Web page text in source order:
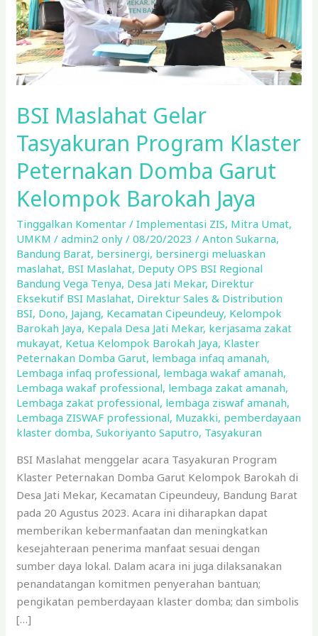
BSI Maslahat Gelar
Tasyakuran Program Klaster
Peternakan Domba Garut
Kelompok Barokah Jaya
Tinggalkan Komentar /Implementasi ZIS, Mitra Umat,
UMKM /admin2 only/08/20/2023/Anton Sukarna,
Bandung Barat, bersinergi, bersinergi meluaskan
maslahat, BSI Maslahat, Deputy OPS BSI Regional
Bandung Vega Tenya, Desa Jati Mekar, Direktur
Eksekutif BSI Maslahat, Direktur Sales & Distribution
BSI, Dono, Jajang, Kecamatan Cipeundeuy, Kelompok
Barokah Jaya, Kepala Desa Jati Mekar, kerjasama zakat
mukayat, Ketua Kelompok Barokah Jaya, Klaster
Peternakan Domba Garut, lembaga infaq amanah,
Lembaga infaq professional, lembaga wakaf amanah,
Lembaga wakaf professional, lembaga zakat amanah,
Lembaga zakat professional, lembaga ziswaf amanah,
Lembaga ZISWAF professional, Muzakki, pemberdayaan
klaster domba,Sukoriyanto Saputro, Tasyakuran
BSI Maslahat menggelar acara Tasyakuran Program
Klaster Peternakan Domba Garut Kelompok Barokah di
Desa Jati Mekar, Kecamatan Cipeundeuy, Bandung Barat
pada 20 Agustus 2023. Acara ini diharapkan dapat
memberikan kebermanfaatan dan meningkatkan
kesejahteraan penerima manfaat sesuai dengan
sumber daya lokal. Dalam acara ini juga dilaksanakan
penandatangan komitmen penyerahan bantuan;
pengikatan pemberdayaan klaster domba; dan simbolis
[…]
Peternakan
Domba
Garut
Kelompok
Barokah